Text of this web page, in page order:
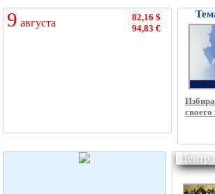
9 августа
82,16 $
94,83 €
своего
Центр